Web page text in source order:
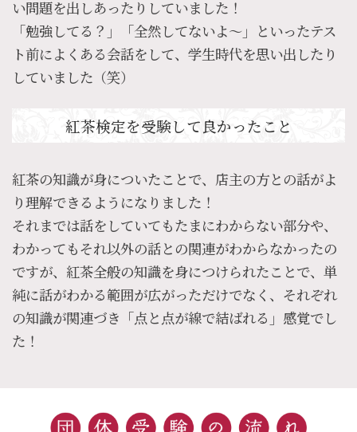
い問題を出しあったりしていました！
「勉強してる？」「全然してないよ～」といったテス
ト前によくある会話をして、学生時代を思い出したり
していました（笑）
紅茶検定を受験して良かったこと
紅茶の知識が身についたことで、店主の方との話がよ
り理解できるようになりました！
それまでは話をしていてもたまにわからない部分や、
わかってもそれ以外の話との関連がわからなかったの
ですが、紅茶全般の知識を身につけられたことで、単
純に話がわかる範囲が広がっただけでなく、それぞれ
の知識が関連づき「点と点が線で結ばれる」感覚でし
た！